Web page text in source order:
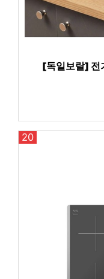
[독일보랄] 전
20